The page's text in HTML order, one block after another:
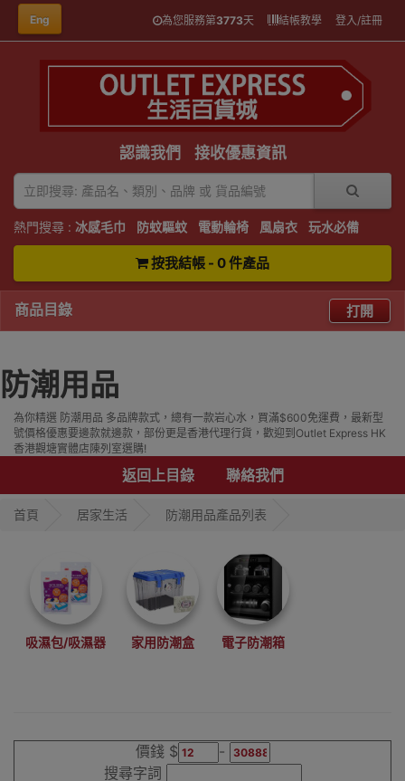
Eng 為您服務第3773天 結帳教學 登入/註冊
認識我們 接收優惠資訊
熱門搜尋 : 冰感毛巾 防蚊驅蚊 電動輪椅 風扇衣 玩水必備
按我結帳 - 0 件產品
商品目錄 打開
防潮用品
為你精選 防潮用品 多品牌款式，總有一款岩心水，買滿$600免運費，最新型
號價格優惠要邊款就邊款，部份更是香港代理行貨，歡迎到Outlet Express HK
香港觀塘實體店陳列室選購!
返回上目錄 聯絡我們
首頁 居家生活 防潮用品產品列表
吸濕包/吸濕器 家用防潮盒 電子防潮箱
價錢 $
-
搜尋字詞